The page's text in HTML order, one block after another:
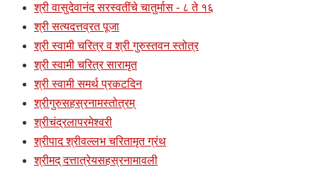
श्री वासुदेवानंद सरस्वतींचे चातुर्मास - ८ ते १६
श्री सत्यदत्तव्रत पूजा
श्री स्वामी चरित्र व श्री गुरुस्तवन स्तोत्र
श्री स्वामी चरित्र सारामृत
श्री स्वामी समर्थ प्रकटदिन
श्रीगुरुसहस्रनामस्तोत्रम्
श्रीचंद्रलापरमेश्वरी
श्रीपाद श्रीवल्लभ चरितामृत ग्रंथ
श्रीमद् दत्तात्रेयसहस्रनामावली